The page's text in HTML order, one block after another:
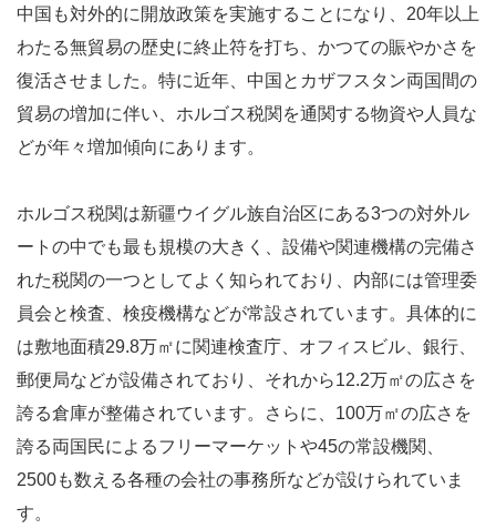
中国も対外的に開放政策を実施することになり、20年以上
わたる無貿易の歴史に終止符を打ち、かつての賑やかさを
復活させました。特に近年、中国とカザフスタン両国間の
貿易の増加に伴い、ホルゴス税関を通関する物資や人員な
どが年々増加傾向にあります。
ホルゴス税関は新疆ウイグル族自治区にある3つの対外ル
ートの中でも最も規模の大きく、設備や関連機構の完備さ
れた税関の一つとしてよく知られており、内部には管理委
員会と検査、検疫機構などが常設されています。具体的に
は敷地面積29.8万㎡に関連検査庁、オフィスビル、銀行、
郵便局などが設備されており、それから12.2万㎡の広さを
誇る倉庫が整備されています。さらに、100万㎡の広さを
誇る両国民によるフリーマーケットや45の常設機関、
2500も数える各種の会社の事務所などが設けられていま
す。